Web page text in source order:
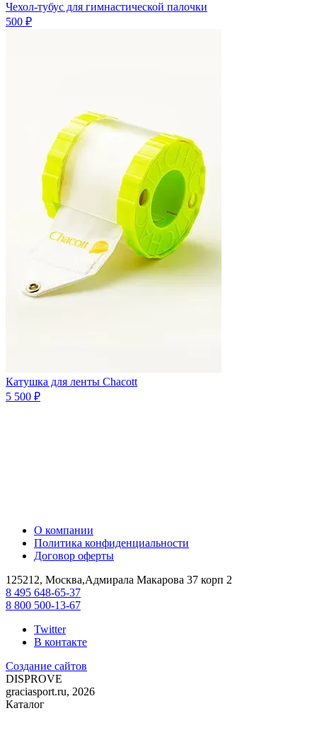
Чехол-тубус для гимнастической палочки
500 ₽
Катушка для ленты Chacott
5 500 ₽
О компании
Политика конфиденциальности
Договор оферты
125212, Москва,Адмирала Макарова 37 корп 2
8 495 648-65-37
8 800 500-13-67
Twitter
В контакте
Создание сайтов
DISPROVE
graciasport.ru, 2026
Каталог